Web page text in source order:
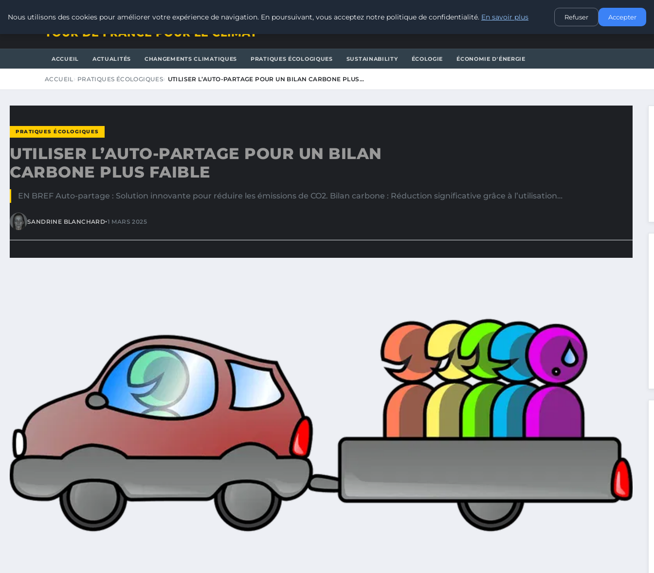
CONTACT
TOUR DE FRANCE POUR LE CLIMAT
ACCUEIL ACTUALITÉS CHANGEMENTS CLIMATIQUES PRATIQUES ÉCOLOGIQUES SUSTAINABILITY ÉCOLOGIE ÉCONOMIE D'ÉNERGIE
ACCUEIL PRATIQUES ÉCOLOGIQUES UTILISER L’AUTO-PARTAGE POUR UN BILAN CARBONE PLUS…
PRATIQUES ÉCOLOGIQUES
UTILISER L’AUTO-PARTAGE POUR UN BILAN
CARBONE PLUS FAIBLE
EN BREF Auto-partage : Solution innovante pour réduire les émissions de CO2. Bilan carbone : Réduction significative grâce à l’utilisation…
SANDRINE BLANCHARD•1 MARS 2025
Nous utilisons des cookies pour améliorer votre expérience de navigation. En poursuivant, vous acceptez notre politique de confidentialité. En savoir plus Refuser Accepter